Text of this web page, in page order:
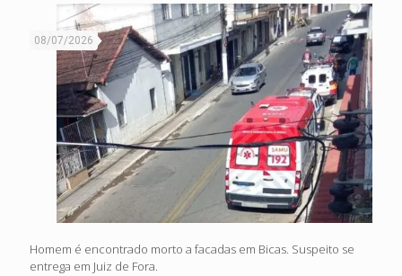
08/07/2026
Homem é encontrado morto a facadas em Bicas. Suspeito se
entrega em Juiz de Fora.